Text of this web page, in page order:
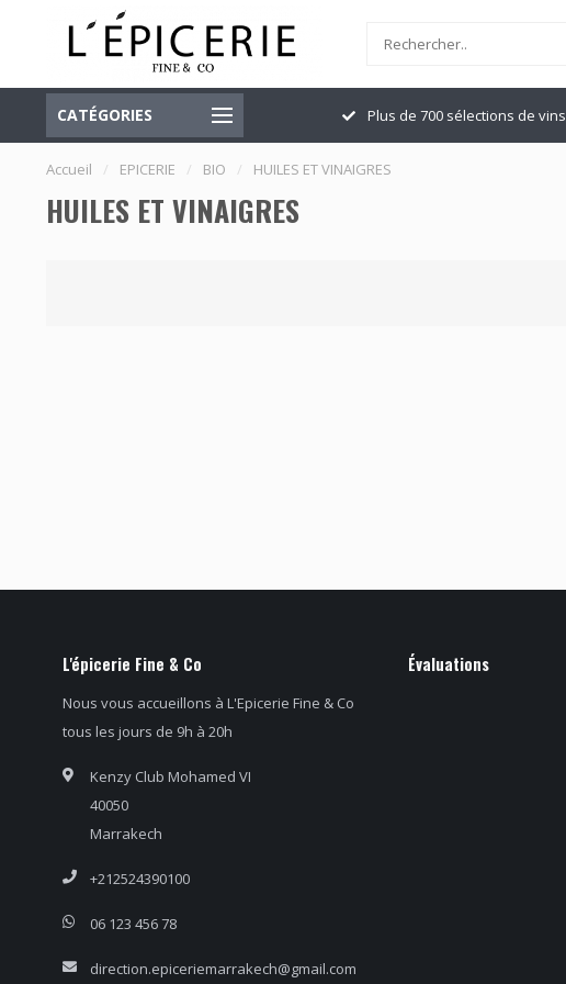
CATÉGORIES
Officiellement ouvert Plus de 700 sélections de vins
Accueil / EPICERIE / BIO / HUILES ET VINAIGRES
HUILES ET VINAIGRES
L'épicerie Fine & Co
Nous vous accueillons à L'Epicerie Fine & Co
tous les jours de 9h à 20h
Kenzy Club Mohamed VI
40050
Marrakech
+212524390100
06 123 456 78
direction.epiceriemarrakech@gmail.com
Évaluations